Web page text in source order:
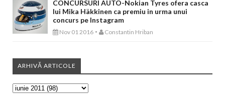
CONCURSURI AUTO-Nokian Tyres ofera casca
lui Mika Häkkinen ca premiu in urma unui
concurs pe Instagram
Nov 01 2016 - Constantin Hriban
ARHIVĂ ARTICOLE